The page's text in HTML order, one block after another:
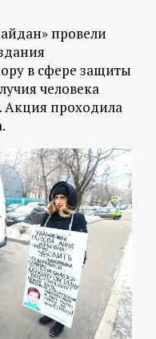
провели
в сфере защиты
человека
Акция проходила